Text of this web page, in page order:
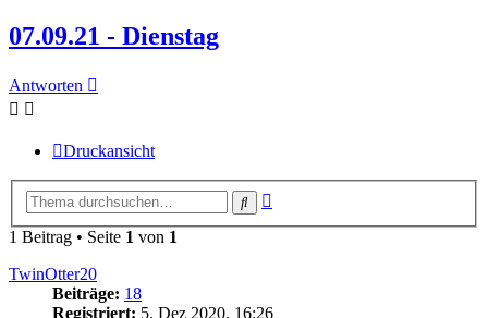
07.09.21 - Dienstag
Antworten
Druckansicht
Suche
1 Beitrag • Seite 1 von 1
TwinOtter20
Beiträge: 18
Registriert: 5. Dez 2020, 16:26